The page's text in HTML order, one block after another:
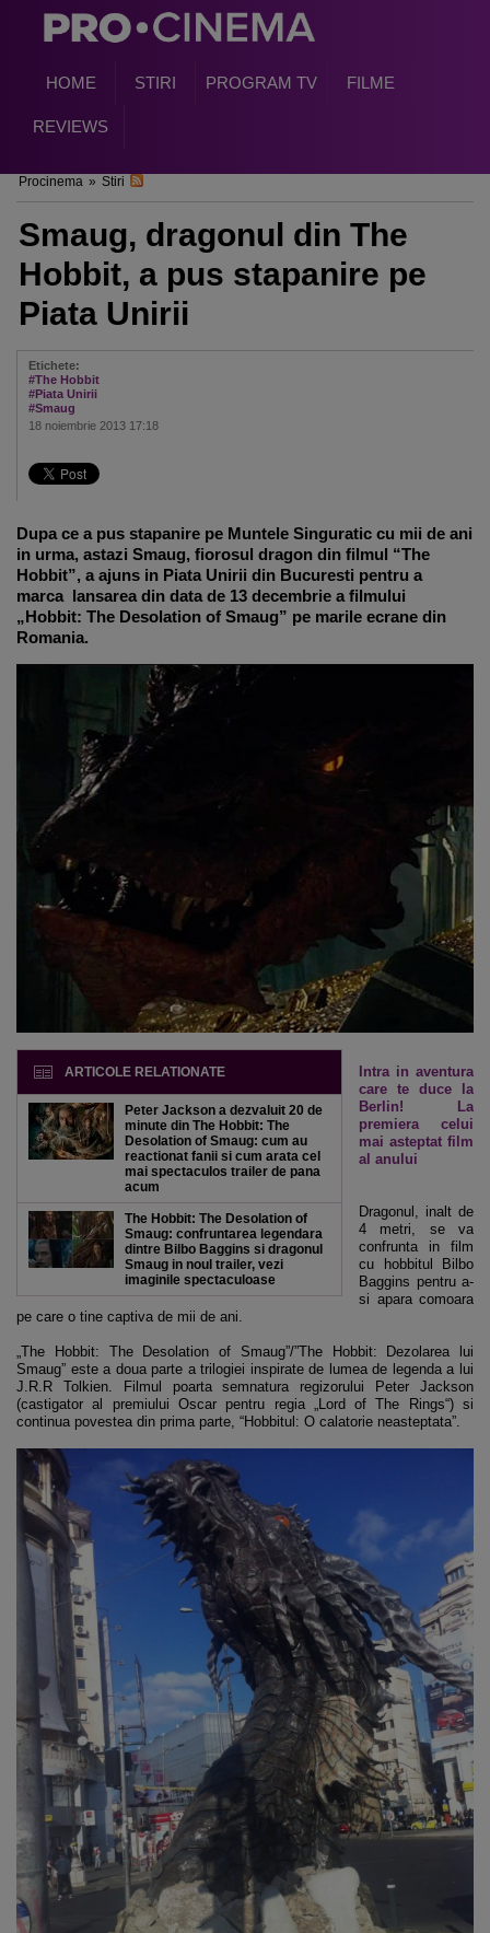
HOME STIRI PROGRAM TV FILME
REVIEWS
Procinema » Stiri
Smaug, dragonul din The
Hobbit, a pus stapanire pe
Piata Unirii
Etichete:
#The Hobbit
#Piata Unirii
#Smaug
18 noiembrie 2013 17:18
Dupa ce a pus stapanire pe Muntele Singuratic cu mii de ani
in urma, astazi Smaug, fiorosul dragon din filmul “The
Hobbit”, a ajuns in Piata Unirii din Bucuresti pentru a
marca lansarea din data de 13 decembrie a filmului
„Hobbit: The Desolation of Smaug” pe marile ecrane din
Romania.
ARTICOLE RELATIONATE
Peter Jackson a dezvaluit 20 de
minute din The Hobbit: The
Desolation of Smaug: cum au
reactionat fanii si cum arata cel
mai spectaculos trailer de pana
acum
The Hobbit: The Desolation of
Smaug: confruntarea legendara
dintre Bilbo Baggins si dragonul
Smaug in noul trailer, vezi
imaginile spectaculoase
Intra in aventura
care te duce la
Berlin! La
premiera celui
mai asteptat film
al anului
Dragonul, inalt de
4 metri, se va
confrunta in film
cu hobbitul Bilbo
Baggins pentru a-
si apara comoara
pe care o tine captiva de mii de ani.
„The Hobbit: The Desolation of Smaug”/”The Hobbit: Dezolarea lui
Smaug” este a doua parte a trilogiei inspirate de lumea de legenda a lui
J.R.R Tolkien. Filmul poarta semnatura regizorului Peter Jackson
(castigator al premiului Oscar pentru regia „Lord of The Rings“) si
continua povestea din prima parte, “Hobbitul: O calatorie neasteptata”.